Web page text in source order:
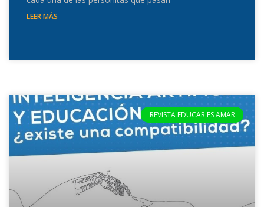
LEER MÁS
REVISTA EDUCAR ES AMAR